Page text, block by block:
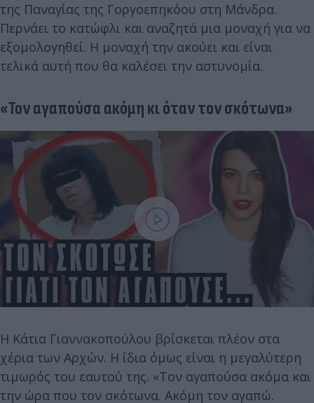
της Παναγίας της Γοργοεπηκόου στη Μάνδρα.
Περνάει το κατώφλι και αναζητά μια μοναχή για να
εξομολογηθεί. Η μοναχή την ακούει και είναι
τελικά αυτή που θα καλέσει την αστυνομία.
«Τον αγαπούσα ακόμη κι όταν τον σκότωνα»
Η Κάτια Γιαννακοπούλου βρίσκεται πλέον στα
χέρια των Αρχών. Η ίδια όμως είναι η μεγαλύτερη
τιμωρός του εαυτού της. «Tον αγαπούσα ακόμα και
την ώρα που τον σκότωνα. Ακόμη τον αγαπώ.